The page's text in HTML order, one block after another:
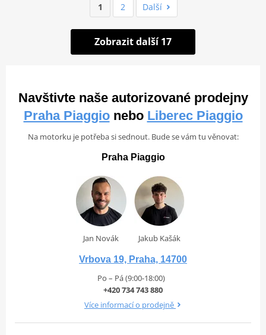
1 2 Další
Zobrazit další 17
Navštivte naše autorizované prodejny
Praha Piaggionebo Liberec Piaggio
Na motorku je potřeba si sednout. Bude se vám tu věnovat:
Praha Piaggio
Jan Novák Jakub Kašák
Vrbova 19, Praha, 14700
Po – Pá (9:00-18:00)
+420 734 743 880
Více informací o prodejně